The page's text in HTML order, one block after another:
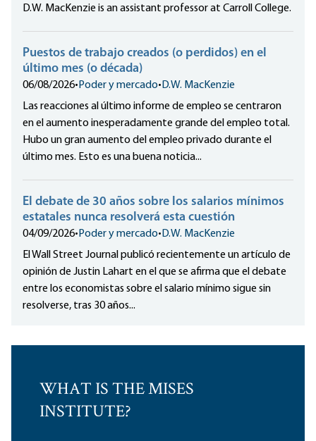
D.W. MacKenzie is an assistant professor at Carroll College.
Puestos de trabajo creados (o perdidos) en el
último mes (o década)
06/08/2026•Poder y mercado•D.W. MacKenzie
Las reacciones al último informe de empleo se centraron
en el aumento inesperadamente grande del empleo total.
Hubo un gran aumento del empleo privado durante el
último mes. Esto es una buena noticia...
El debate de 30 años sobre los salarios mínimos
estatales nunca resolverá esta cuestión
04/09/2026•Poder y mercado•D.W. MacKenzie
El Wall Street Journal publicó recientemente un artículo de
opinión de Justin Lahart en el que se afirma que el debate
entre los economistas sobre el salario mínimo sigue sin
resolverse, tras 30 años...
WHAT IS THE MISES
INSTITUTE?